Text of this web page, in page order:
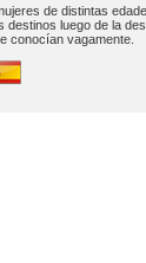
de distintas
destinos luego de la
conocían vagamente.